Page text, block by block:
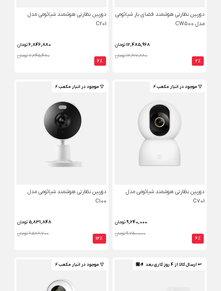
دوربین نظارتی هوشمند فضای باز شیائومی
مدل CW500
12,485,968تومان
12,617,880 تومان
2%
دوربین نظارتی هوشمند شیائومی مدل
C201
6,846,880تومان
7,245,480 تومان
6%
▽ موجود در انبار مکعب ⚡️
دوربین نظارتی هوشمند شیائومی مدل
C701
9,240,000تومان
9,750,000 تومان
6%
▽ موجود در انبار مکعب ⚡️
دوربین نظارتی هوشمند شیائومی مدل
C100
5,831,848تومان
6,586,700 تومان
12%
↩ ارسال کالا از 4 روز کاری بعد 🤌🏼 ▽ موجود در انبار مکعب ⚡️